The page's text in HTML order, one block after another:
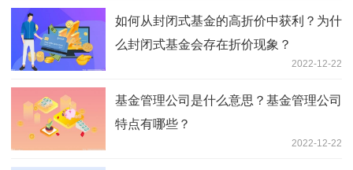
如何从封闭式基金的高折价中获利？为什
么封闭式基金会存在折价现象？
2022-12-22
基金管理公司是什么意思？基金管理公司
特点有哪些？
2022-12-22